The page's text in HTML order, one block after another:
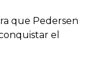
que Pedersen
el